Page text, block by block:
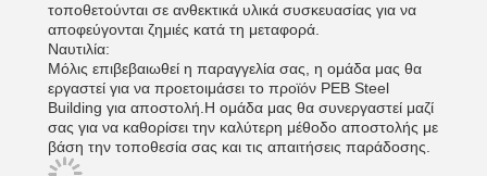
τοποθετούνται σε ανθεκτικά υλικά συσκευασίας για να
αποφεύγονται ζημιές κατά τη μεταφορά.
Ναυτιλία:
Μόλις επιβεβαιωθεί η παραγγελία σας, η ομάδα μας θα
εργαστεί για να προετοιμάσει το προϊόν PEB Steel
Building για αποστολή.Η ομάδα μας θα συνεργαστεί μαζί
σας για να καθορίσει την καλύτερη μέθοδο αποστολής με
βάση την τοποθεσία σας και τις απαιτήσεις παράδοσης.